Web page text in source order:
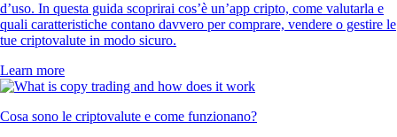
d’uso. In questa guida scoprirai cos’è un’app cripto, come valutarla e
quali caratteristiche contano davvero per comprare, vendere o gestire le
tue criptovalute in modo sicuro.
Learn more
Cosa sono le criptovalute e come funzionano?